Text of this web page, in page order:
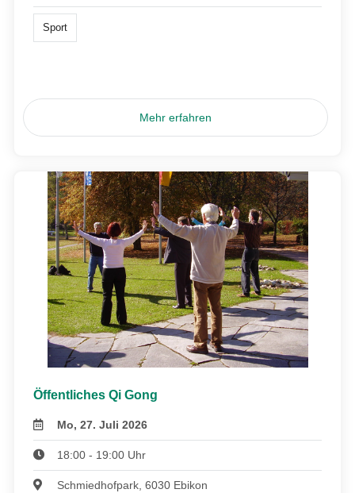
Sport
Mehr erfahren
Öffentliches Qi Gong
Mo, 27. Juli 2026
18:00 - 19:00 Uhr
Schmiedhofpark, 6030 Ebikon